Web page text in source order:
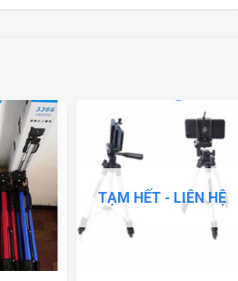
TẠM HẾT - LIÊN HỆ